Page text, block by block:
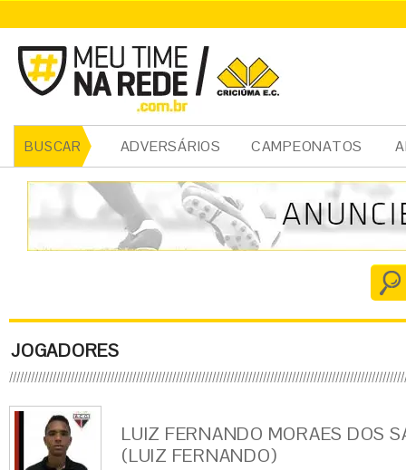
BUSCAR ADVERSÁRIOS CAMPEONATOS
JOGADORES
LUIZ FERNANDO MORAES DOS
(LUIZ FERNANDO)